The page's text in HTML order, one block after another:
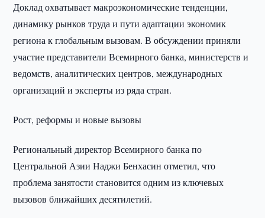
Доклад охватывает макроэкономические тенденции,
динамику рынков труда и пути адаптации экономик
региона к глобальным вызовам. В обсуждении приняли
участие представители Всемирного банка, министерств и
ведомств, аналитических центров, международных
организаций и эксперты из ряда стран.
Рост, реформы и новые вызовы
Региональный директор Всемирного банка по
Центральной Азии Наджи Бенхасин отметил, что
проблема занятости становится одним из ключевых
вызовов ближайших десятилетий.